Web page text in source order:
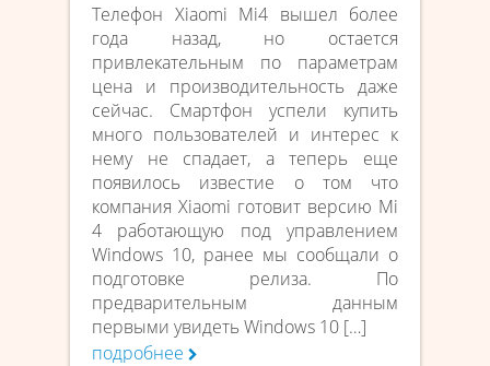
Телефон Xiaomi Mi4 вышел более
года назад, но остается
привлекательным по параметрам
цена и производительность даже
сейчас. Смартфон успели купить
много пользователей и интерес к
нему не спадает, а теперь еще
появилось известие о том что
компания Xiaomi готовит версию Mi
4 работающую под управлением
Windows 10, ранее мы сообщали о
подготовке релиза. По
предварительным данным
первыми увидеть Windows 10 […]
подробнее